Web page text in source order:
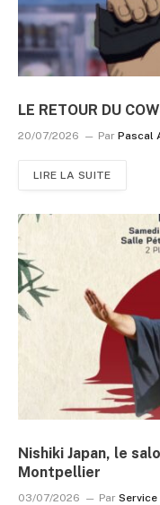
LE RETOUR DU
20/07/2026 Par Pascal
LIRE LA SUITE
Nishiki Japan, le
Montpellier
03/07/2026 Par